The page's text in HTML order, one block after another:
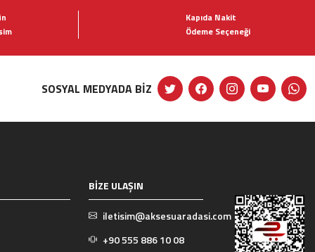
Kapıda Nakit
Ödeme Seçeneği
SOSYAL MEDYADA BİZ
BİZE ULAŞIN
iletisim@aksesuaradasi.com
+90 555 886 10 08